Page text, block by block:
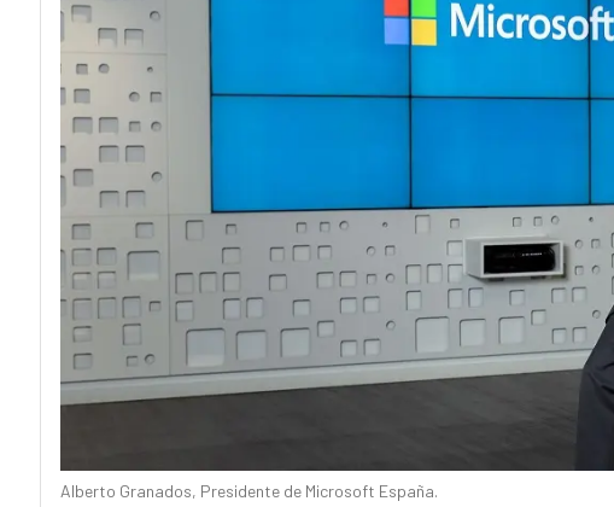
Alberto Granados, Presidente de Microsoft España.